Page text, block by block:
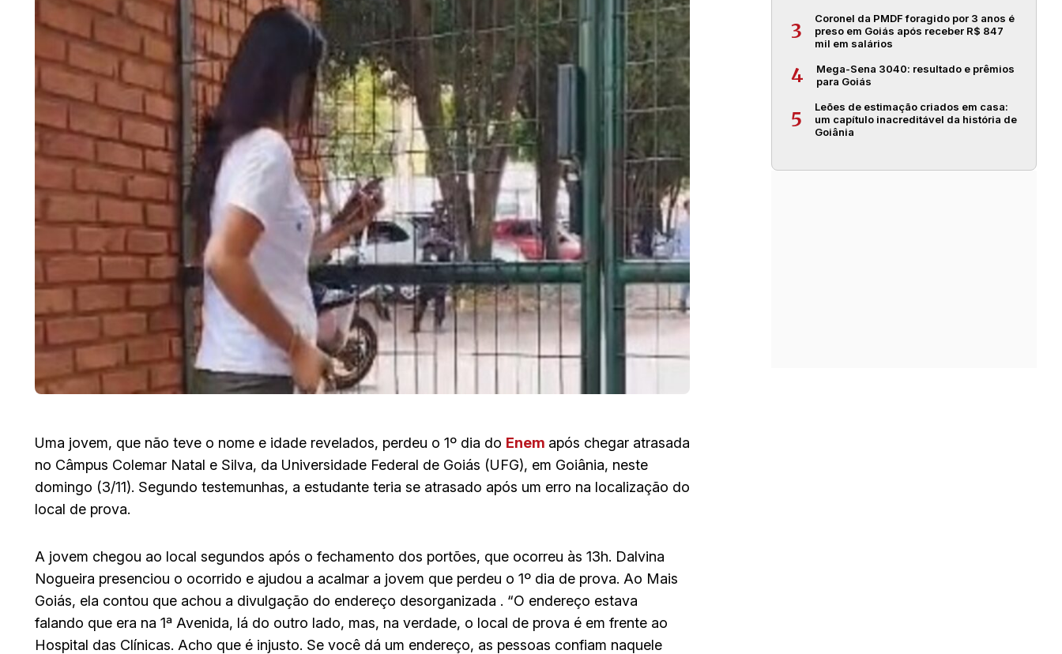
Uma jovem, que não teve o nome e idade revelados, perdeu o 1º dia do Enem após chegar atrasada
no Câmpus Colemar Natal e Silva, da Universidade Federal de Goiás (UFG), em Goiânia, neste
domingo (3/11). Segundo testemunhas, a estudante teria se atrasado após um erro na localização do
local de prova.
A jovem chegou ao local segundos após o fechamento dos portões, que ocorreu às 13h. Dalvina
Nogueira presenciou o ocorrido e ajudou a acalmar a jovem que perdeu o 1º dia de prova. Ao Mais
Goiás, ela contou que achou a divulgação do endereço desorganizada . “O endereço estava
falando que era na 1ª Avenida, lá do outro lado, mas, na verdade, o local de prova é em frente ao
Hospital das Clínicas. Acho que é injusto. Se você dá um endereço, as pessoas confiam naquele
3
Coronel da PMDF foragido por 3 anos é
preso em Goiás após receber R$ 847
mil em salários
4
Mega-Sena 3040: resultado e prêmios
para Goiás
5
Leões de estimação criados em casa:
um capítulo inacreditável da história de
Goiânia